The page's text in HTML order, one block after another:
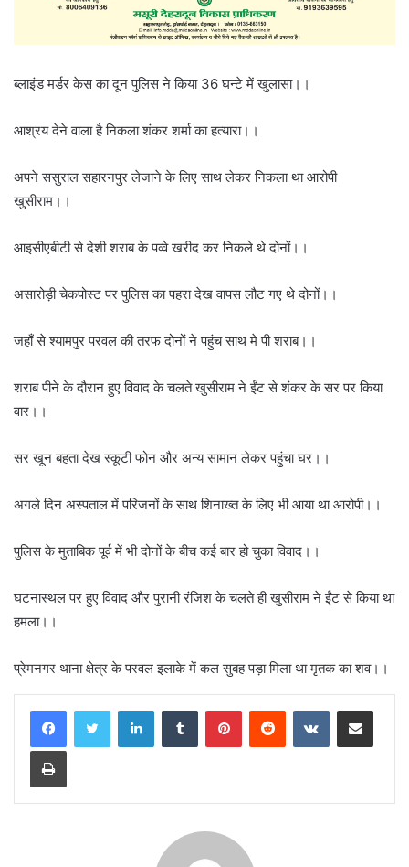
ब्लाइंड मर्डर केस का दून पुलिस ने किया 36 घन्टे में खुलासा।।
आश्रय देने वाला है निकला शंकर शर्मा का हत्यारा।।
अपने ससुराल सहारनपुर लेजाने के लिए साथ लेकर निकला था आरोपी
खुसीराम।।
आइसीएबीटी से देशी शराब के पव्वे खरीद कर निकले थे दोनों।।
असारोड़ी चेकपोस्ट पर पुलिस का पहरा देख वापस लौट गए थे दोनों।।
जहाँ से श्यामपुर परवल की तरफ दोनों ने पहुंच साथ मे पी शराब।।
शराब पीने के दौरान हुए विवाद के चलते खुसीराम ने ईंट से शंकर के सर पर किया
वार।।
सर खून बहता देख स्कूटी फोन और अन्य सामान लेकर पहुंचा घर।।
अगले दिन अस्पताल में परिजनों के साथ शिनाख्त के लिए भी आया था आरोपी।।
पुलिस के मुताबिक पूर्व में भी दोनों के बीच कई बार हो चुका विवाद।।
घटनास्थल पर हुए विवाद और पुरानी रंजिश के चलते ही खुसीराम ने ईंट से किया था
हमला।।
प्रेमनगर थाना क्षेत्र के परवल इलाके में कल सुबह पड़ा मिला था मृतक का शव।।
LinkedInTumblr PinterestReddit VKontakteShare via Email
Print